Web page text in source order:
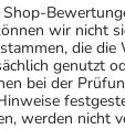
wir nicht
die die
genutzt
bei der
werden nicht